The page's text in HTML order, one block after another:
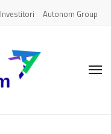
Investitori Autonom Group